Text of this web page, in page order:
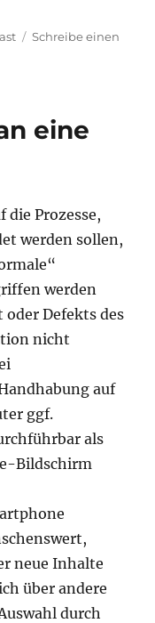
Schreibe einen
eine
Prozesse,
werden sollen,
werden
Defekts des
nicht
auf
ggf.
als
Bildschirm
neue Inhalte
über andere
durch